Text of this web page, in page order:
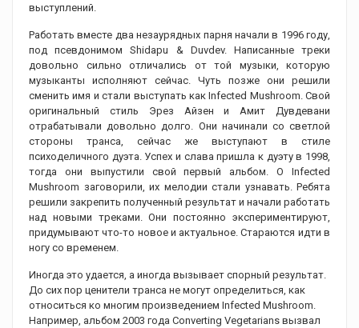
выступлений.
Работать вместе два незаурядных парня начали в 1996 году,
под псевдонимом Shidapu & Duvdev. Написанные треки
довольно сильно отличались от той музыки, которую
музыканты исполняют сейчас. Чуть позже они решили
сменить имя и стали выступать как Infected Mushroom. Свой
оригинальный стиль Эрез Айзен и Амит Дувдевани
отрабатывали довольно долго. Они начинали со светлой
стороны транса, сейчас же выступают в стиле
психоделичного дуэта. Успех и слава пришла к дуэту в 1998,
тогда они выпустили свой первый альбом. О Infected
Mushroom заговорили, их мелодии стали узнавать. Ребята
решили закрепить полученный результат и начали работать
над новыми треками. Они постоянно экспериментируют,
придумывают что-то новое и актуальное. Стараются идти в
ногу со временем.
Иногда это удается, а иногда вызывает спорный результат.
До сих пор ценители транса не могут определиться, как
относиться ко многим произведением Infected Mushroom.
Например, альбом 2003 года Converting Vegetarians вызвал